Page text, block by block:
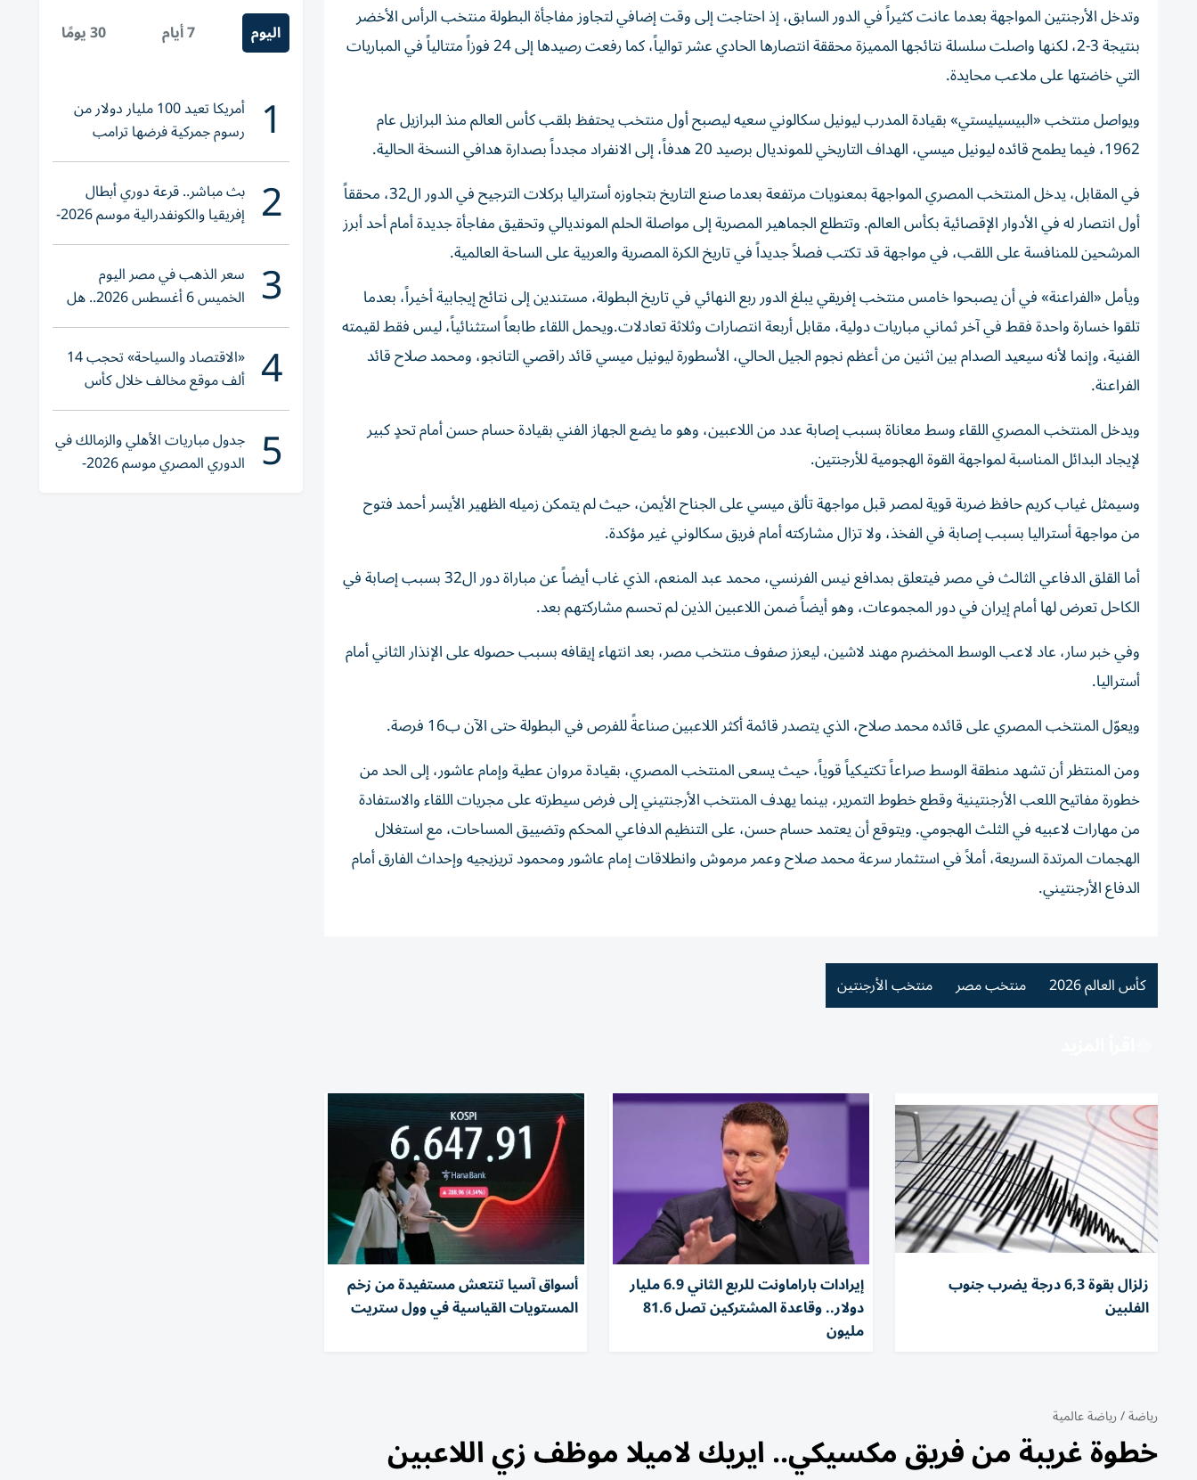
وتدخل الأرجنتين المواجهة بعدما عانت كثيراً في الدور السابق، إذ احتاجت إلى وقت إضافي لتجاوز مفاجأة البطولة منتخب الرأس الأخضر
بنتيجة 3-2، لكنها واصلت سلسلة نتائجها المميزة محققة انتصارها الحادي عشر توالياً، كما رفعت رصيدها إلى 24 فوزاً متتالياً في المباريات
التي خاضتها على ملاعب محايدة.
ويواصل منتخب «البيسيليستي» بقيادة المدرب ليونيل سكالوني سعيه ليصبح أول منتخب يحتفظ بلقب كأس العالم منذ البرازيل عام
1962، فيما يطمح قائده ليونيل ميسي، الهداف التاريخي للمونديال برصيد 20 هدفاً، إلى الانفراد مجدداً بصدارة هدافي النسخة الحالية.
في المقابل، يدخل المنتخب المصري المواجهة بمعنويات مرتفعة بعدما صنع التاريخ بتجاوزه أستراليا بركلات الترجيح في الدور ال32، محققاً
أول انتصار له في الأدوار الإقصائية بكأس العالم. وتتطلع الجماهير المصرية إلى مواصلة الحلم المونديالي وتحقيق مفاجأة جديدة أمام أحد أبرز
المرشحين للمنافسة على اللقب، في مواجهة قد تكتب فصلاً جديداً في تاريخ الكرة المصرية والعربية على الساحة العالمية.
ويأمل «الفراعنة» في أن يصبحوا خامس منتخب إفريقي يبلغ الدور ربع النهائي في تاريخ البطولة، مستندين إلى نتائج إيجابية أخيراً، بعدما
تلقوا خسارة واحدة فقط في آخر ثماني مباريات دولية، مقابل أربعة انتصارات وثلاثة تعادلات.ويحمل اللقاء طابعاً استثنائياً، ليس فقط لقيمته
الفنية، وإنما لأنه سيعيد الصدام بين اثنين من أعظم نجوم الجيل الحالي، الأسطورة ليونيل ميسي قائد راقصي التانجو، ومحمد صلاح قائد
الفراعنة.
ويدخل المنتخب المصري اللقاء وسط معاناة بسبب إصابة عدد من اللاعبين، وهو ما يضع الجهاز الفني بقيادة حسام حسن أمام تحدٍ كبير
لإيجاد البدائل المناسبة لمواجهة القوة الهجومية للأرجنتين.
وسيمثل غياب كريم حافظ ضربة قوية لمصر قبل مواجهة تألق ميسي على الجناح الأيمن، حيث لم يتمكن زميله الظهير الأيسر أحمد فتوح
من مواجهة أستراليا بسبب إصابة في الفخذ، ولا تزال مشاركته أمام فريق سكالوني غير مؤكدة.
أما القلق الدفاعي الثالث في مصر فيتعلق بمدافع نيس الفرنسي، محمد عبد المنعم، الذي غاب أيضاً عن مباراة دور ال32 بسبب إصابة في
الكاحل تعرض لها أمام إيران في دور المجموعات، وهو أيضاً ضمن اللاعبين الذين لم تحسم مشاركتهم بعد.
وفي خبر سار، عاد لاعب الوسط المخضرم مهند لاشين، ليعزز صفوف منتخب مصر، بعد انتهاء إيقافه بسبب حصوله على الإنذار الثاني أمام
أستراليا.
ويعوّل المنتخب المصري على قائده محمد صلاح، الذي يتصدر قائمة أكثر اللاعبين صناعةً للفرص في البطولة حتى الآن ب16 فرصة.
ومن المنتظر أن تشهد منطقة الوسط صراعاً تكتيكياً قوياً، حيث يسعى المنتخب المصري، بقيادة مروان عطية وإمام عاشور، إلى الحد من
خطورة مفاتيح اللعب الأرجنتينية وقطع خطوط التمرير، بينما يهدف المنتخب الأرجنتيني إلى فرض سيطرته على مجريات اللقاء والاستفادة
من مهارات لاعبيه في الثلث الهجومي. ويتوقع أن يعتمد حسام حسن، على التنظيم الدفاعي المحكم وتضييق المساحات، مع استغلال
الهجمات المرتدة السريعة، أملاً في استثمار سرعة محمد صلاح وعمر مرموش وانطلاقات إمام عاشور ومحمود تريزيجيه وإحداث الفارق أمام
الدفاع الأرجنتيني.
كأس العالم 2026 منتخب مصر منتخب الأرجنتين
زلزال بقوة 6,3 درجة يضرب جنوب
الفلبين
إيرادات باراماونت للربع الثاني 6.9 مليار
دولار.. وقاعدة المشتركين تصل 81.6
مليون
أسواق آسيا تنتعش مستفيدة من زخم
المستويات القياسية في وول ستريت
رياضة/رياضة عالمية
خطوة غريبة من فريق مكسيكي.. ايريك لاميلا موظف زي اللاعبين
اليوم 7 أيام 30 يومًا
1 أمريكا تعيد 100 مليار دولار من
رسوم جمركية فرضها ترامب
2 بث مباشر.. قرعة دوري أبطال
إفريقيا والكونفدرالية موسم 2026-
2027
3 سعر الذهب في مصر اليوم
الخميس 6 أغسطس 2026.. هل
تنوي الشراء؟
4 «الاقتصاد والسياحة» تحجب 14
ألف موقع مخالف خلال كأس
العالم 2026
5 جدول مباريات الأهلي والزمالك في
الدوري المصري موسم 2026-